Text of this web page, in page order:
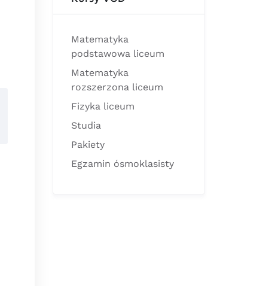
Matematyka
podstawowa liceum
Matematyka
rozszerzona liceum
Fizyka liceum
Studia
Pakiety
Egzamin ósmoklasisty